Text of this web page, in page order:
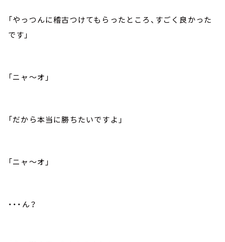
「やっつんに稽古つけてもらったところ、すごく良かった
です」
「ニャ～オ」
「だから本当に勝ちたいですよ」
「ニャ～オ」
・・・ん？